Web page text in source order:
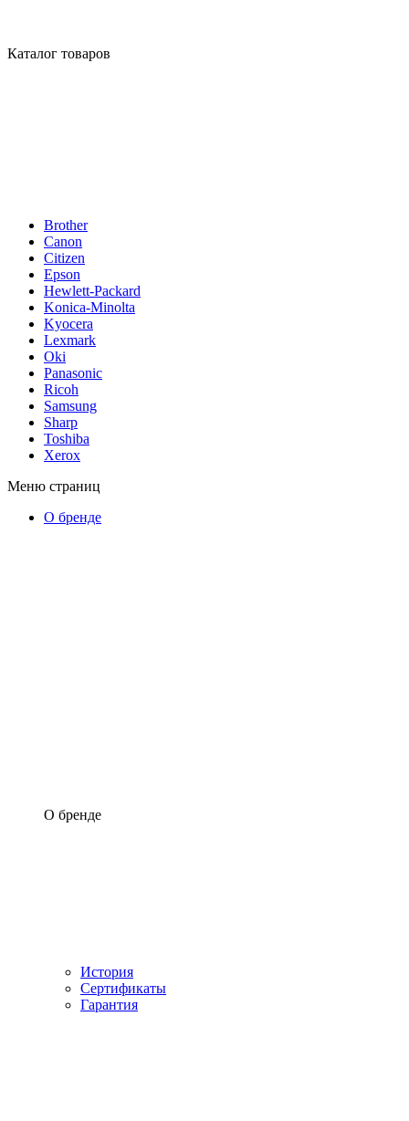
Каталог товаров
Brother
Canon
Citizen
Epson
Hewlett-Packard
Konica-Minolta
Kyocera
Lexmark
Oki
Panasonic
Ricoh
Samsung
Sharp
Toshiba
Xerox
Меню страниц
О бренде
О бренде
История
Сертификаты
Гарантия